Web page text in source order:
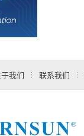
我们 联系我们